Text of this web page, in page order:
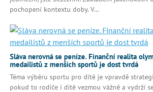
pochopení kontextu doby. V…
Sláva nerovná se peníze. Finanční realita
medailistů z menších sportů je dost tvrdá
Téma výběru sportu pro dítě je vpravdě
pokud to rodiče i dítě vezmou vážně a vydrží